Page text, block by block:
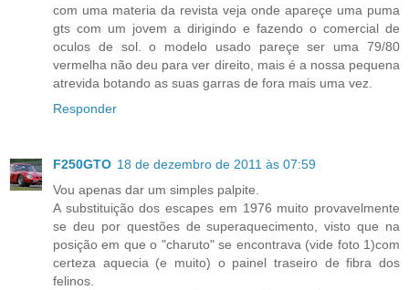
com uma materia da revista veja onde apareçe uma puma
gts com um jovem a dirigindo e fazendo o comercial de
oculos de sol. o modelo usado pareçe ser uma 79/80
vermelha não deu para ver direito, mais é a nossa pequena
atrevida botando as suas garras de fora mais uma vez.
Responder
F250GTO 18 de dezembro de 2011 às 07:59
Vou apenas dar um simples palpite.
A substituição dos escapes em 1976 muito provavelmente
se deu por questões de superaquecimento, visto que na
posição em que o "charuto" se encontrava (vide foto 1)com
certeza aquecia (e muito) o painel traseiro de fibra dos
felinos.